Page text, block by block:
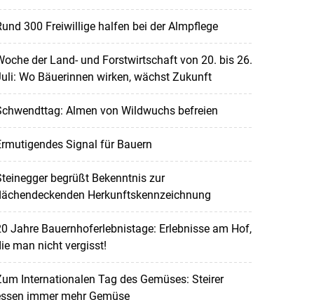
300 Freiwillige halfen bei der Almpflege
der Land- und Forstwirtschaft von 20. bis 26.
Wo Bäuerinnen wirken, wächst Zukunft
Almen von Wildwuchs befreien
Signal für Bauern
begrüßt Bekenntnis zur
Herkunftskennzeichnung
Jahre Bauernhoferlebnistage: Erlebnisse am Hof,
man nicht vergisst!
Internationalen Tag des Gemüses: Steirer
immer mehr Gemüse